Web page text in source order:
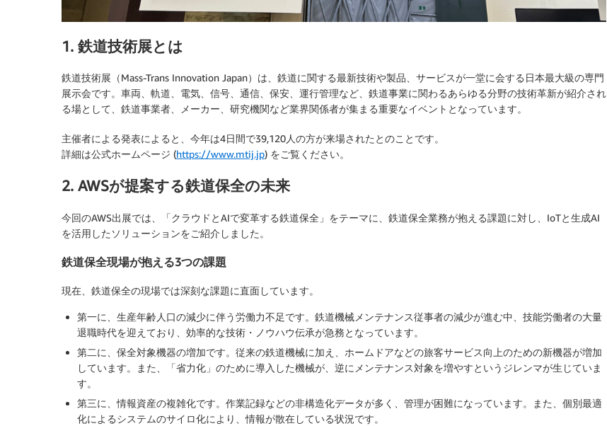
1. 鉄道技術展とは
鉄道技術展（Mass-Trans Innovation Japan）は、鉄道に関する最新技術や製品、サービスが一堂に会する日本最大級の専門
展示会です。車両、軌道、電気、信号、通信、保安、運行管理など、鉄道事業に関わるあらゆる分野の技術革新が紹介され
る場として、鉄道事業者、メーカー、研究機関など業界関係者が集まる重要なイベントとなっています。
主催者による発表によると、今年は4日間で39,120人の方が来場されたとのことです。
詳細は公式ホームページ (https://www.mtij.jp) をご覧ください。
2. AWSが提案する鉄道保全の未来
今回のAWS出展では、「クラウドとAIで変革する鉄道保全」をテーマに、鉄道保全業務が抱える課題に対し、IoTと生成AI
を活用したソリューションをご紹介しました。
鉄道保全現場が抱える3つの課題
現在、鉄道保全の現場では深刻な課題に直面しています。
第一に、生産年齢人口の減少に伴う労働力不足です。鉄道機械メンテナンス従事者の減少が進む中、技能労働者の大量
退職時代を迎えており、効率的な技術・ノウハウ伝承が急務となっています。
第二に、保全対象機器の増加です。従来の鉄道機械に加え、ホームドアなどの旅客サービス向上のための新機器が増加
しています。また、「省力化」のために導入した機械が、逆にメンテナンス対象を増やすというジレンマが生じていま
す。
第三に、情報資産の複雑化です。作業記録などの非構造化データが多く、管理が困難になっています。また、個別最適
化によるシステムのサイロ化により、情報が散在している状況です。